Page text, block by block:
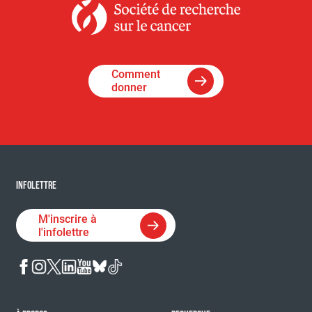
Comment
donner
INFOLETTRE
M'inscrire à
l'infolettre